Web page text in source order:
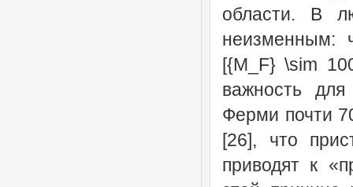
области. В
неизменным:
[{M_F} \sim
важность
Ферми почти
[26], что
приводят к